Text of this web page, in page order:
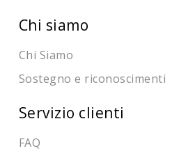
Chi siamo
Chi Siamo
Sostegno e riconoscimenti
Servizio clienti
FAQ